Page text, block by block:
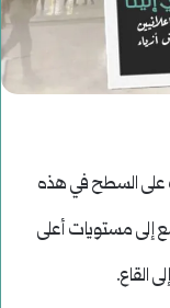
على السطح في هذه
إلى مستويات أعلى
القاع.